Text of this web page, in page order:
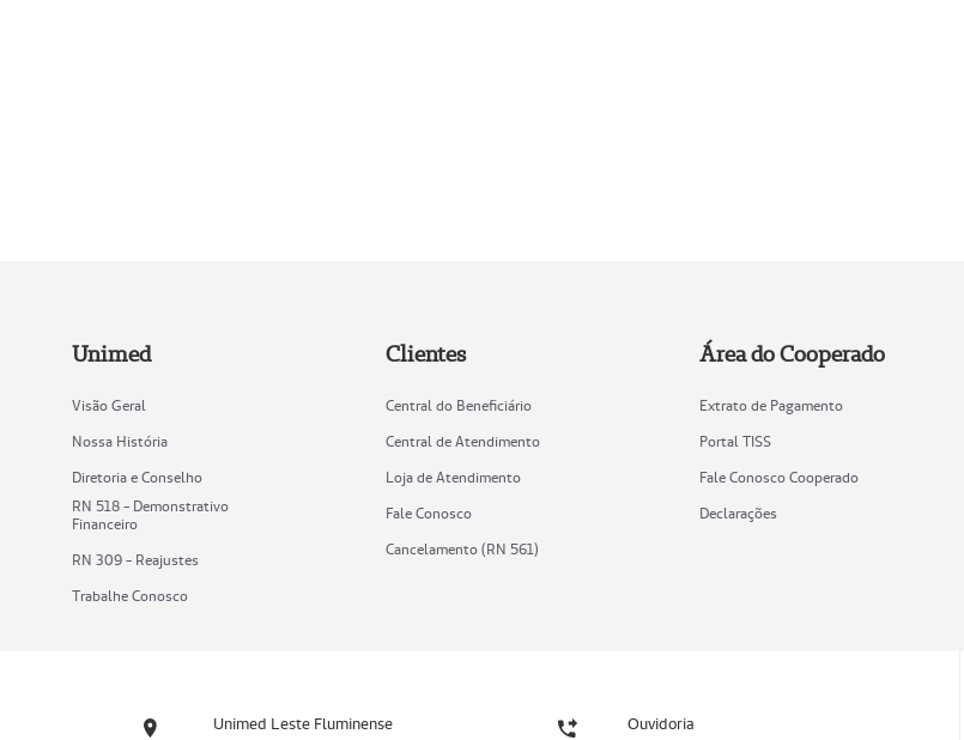
Unimed
Visão Geral
Nossa História
Diretoria e Conselho
RN 518 - Demonstrativo
Financeiro
RN 309 - Reajustes
Trabalhe Conosco
Clientes
Central do Beneficiário
Central de Atendimento
Loja de Atendimento
Fale Conosco
Cancelamento (RN 561)
Área do Cooperado
Extrato de Pagamento
Portal TISS
Fale Conosco Cooperado
Declarações
Unimed Leste Fluminense Ouvidoria